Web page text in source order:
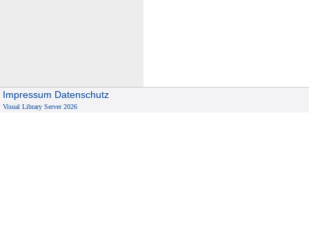
Impressum Datenschutz
Visual Library Server 2026